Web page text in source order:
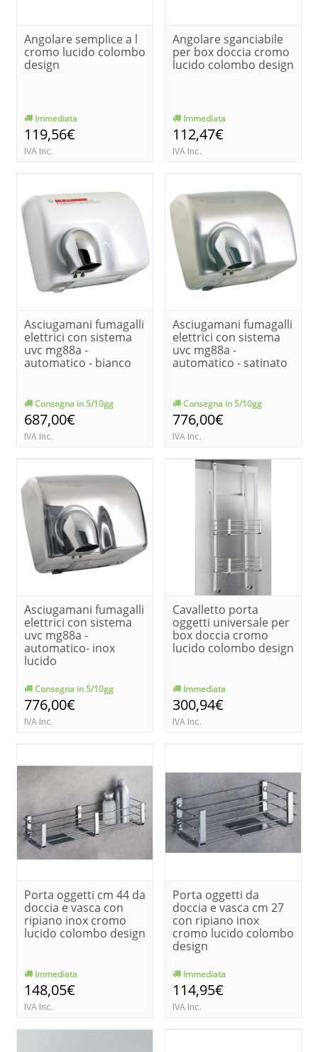
Angolare semplice a l
cromo lucido colombo
design
Immediata
119,56€
IVA Inc.
Angolare sganciabile
per box doccia cromo
lucido colombo design
Immediata
112,47€
IVA Inc.
Asciugamani fumagalli
elettrici con sistema
uvc mg88a -
automatico - bianco
Consegna in 5/10gg
687,00€
IVA Inc.
Asciugamani fumagalli
elettrici con sistema
uvc mg88a -
automatico - satinato
Consegna in 5/10gg
776,00€
IVA Inc.
Asciugamani fumagalli
elettrici con sistema
uvc mg88a -
automatico- inox
lucido
Consegna in 5/10gg
776,00€
IVA Inc.
Cavalletto porta
oggetti universale per
box doccia cromo
lucido colombo design
Immediata
300,94€
IVA Inc.
Porta oggetti cm 44 da
doccia e vasca con
ripiano inox cromo
lucido colombo design
Immediata
148,05€
IVA Inc.
Porta oggetti da
doccia e vasca cm 27
con ripiano inox
cromo lucido colombo
design
Immediata
114,95€
IVA Inc.